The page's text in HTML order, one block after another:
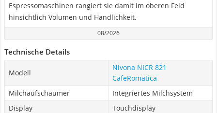
Espressomaschinen rangiert sie damit im oberen Feld
hinsichtlich Volumen und Handlichkeit.
08/2026
Technische Details
Modell
Nivona NICR 821
CafeRomatica
Milchaufschäumer
Integriertes Milchsystem
Display
Touchdisplay